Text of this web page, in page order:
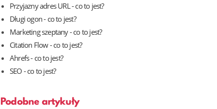
Przyjazny adres URL - co to jest?
Długi ogon - co to jest?
Marketing szeptany - co to jest?
Citation Flow - co to jest?
Ahrefs - co to jest?
SEO - co to jest?
Podobne artykuły